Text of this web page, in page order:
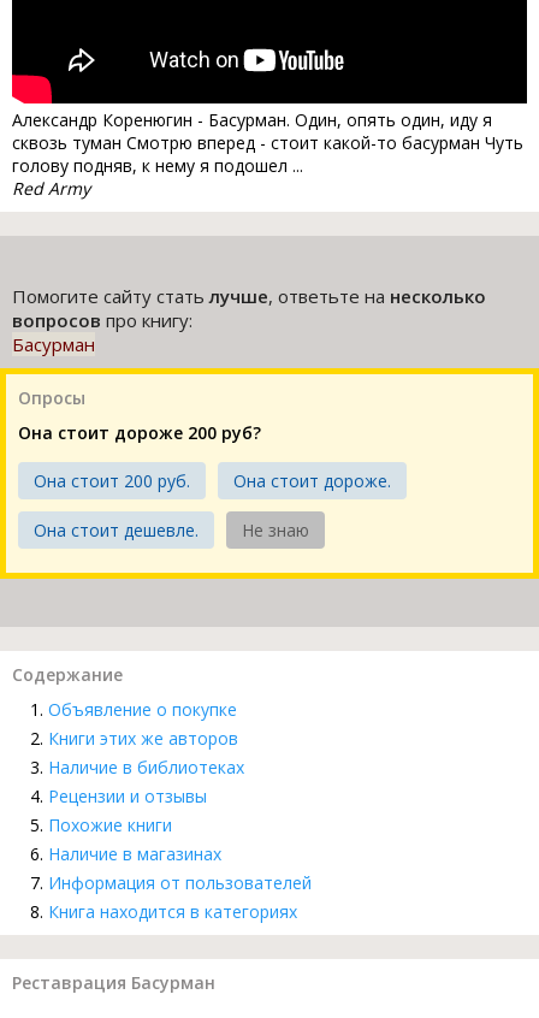
Александр Коренюгин - Басурман. Один, опять один, иду я
сквозь туман Смотрю вперед - стоит какой-то басурман Чуть
голову подняв, к нему я подошел ...
Red Army
Помогите сайту статьлучше, ответьте на несколько
вопросов про книгу:
Басурман
Опросы
Она стоит дороже 200 руб?
Она стоит 200 руб. Она стоит дороже.
Она стоит дешевле. Не знаю
Содержание
Объявление о покупке
Книги этих же авторов
Наличие в библиотеках
Рецензии и отзывы
Похожие книги
Наличие в магазинах
Информация от пользователей
Книга находится в категориях
Реставрация Басурман